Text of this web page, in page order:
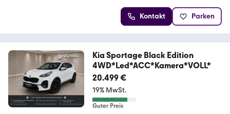
Kontakt Parken
Kia Sportage Black Edition
4WD*Led*ACC*Kamera*VOLL*
20.499 €
19% MwSt.
Guter Preis